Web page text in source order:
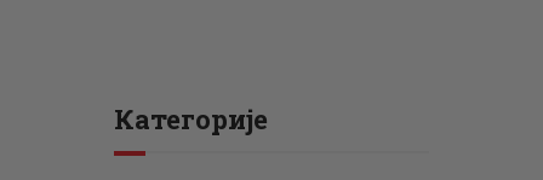
Категорије